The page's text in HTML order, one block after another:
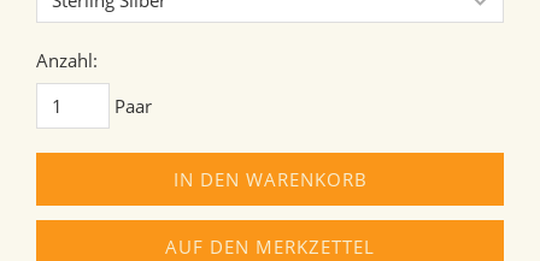
Anzahl:
Paar
IN DEN WARENKORB
AUF DEN MERKZETTEL